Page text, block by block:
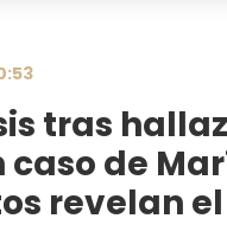
tras
caso de
revelan el